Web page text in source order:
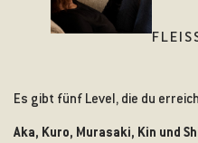
Es gibt fünf Level, die du
Aka, Kuro, Murasaki, Kin und